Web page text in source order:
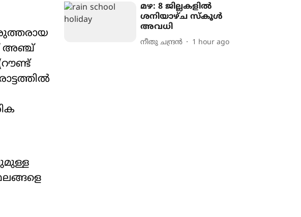
അഞ്ച്
മഴ: 8 ജില്ലകളിൽ
ശനിയാഴ്ച സ്കൂൾ
അവധി
നീതു ചന്ദ്രൻ 1 hour ago